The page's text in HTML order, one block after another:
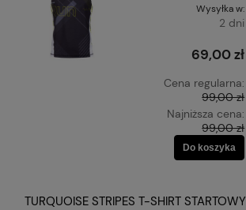
Wysyłka w:
2 dni
69,00 zł
Cena regularna:
99,00 zł
Najniższa cena:
99,00 zł
Do koszyka
TURQUOISE STRIPES T-SHIRT STARTOWY